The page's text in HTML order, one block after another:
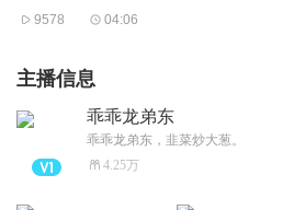
9578 04:06
主播信息
乖乖龙弟东
乖乖龙弟东，韭菜炒大葱。
4.25万